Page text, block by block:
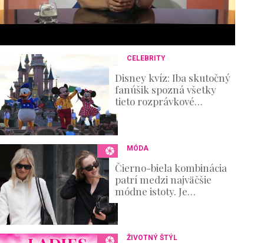
CELEBRITY
Disney kvíz: Iba skutočný
fanúšik spozná všetky
tieto rozprávkové
postavičky!
MÓDA
Čierno-biela kombinácia
patrí medzi najväčšie
módne istoty. Je
elegantná, nadčasová a
zároveň ponúka
nekonečné možnosti
ŽIVOTNÝ ŠTÝL